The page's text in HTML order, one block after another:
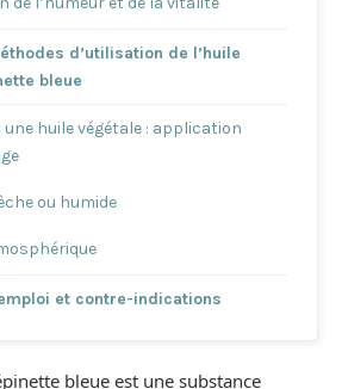
d’utilisation de l’huile
bleue
huile végétale : application
ou humide
et contre-indications
bleue est une substance